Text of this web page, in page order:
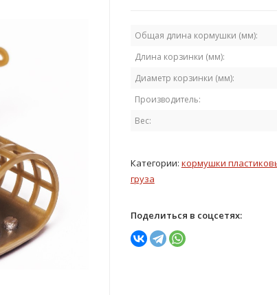
Общая длина кормушки (мм):
Длина корзинки (мм):
Диаметр корзинки (мм):
Производитель:
Вес:
Категории: кормушки
груза
Поделиться в соцсетях: